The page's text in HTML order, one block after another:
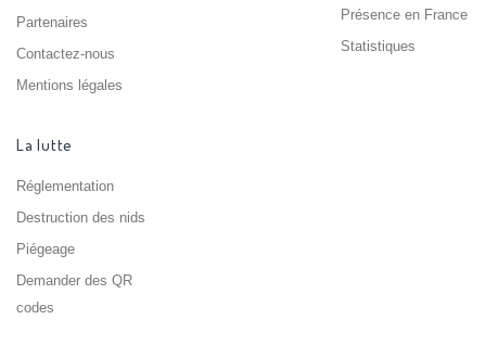
Partenaires
Contactez-nous
Mentions légales
Présence en France
Statistiques
La lutte
Réglementation
Destruction des nids
Piégeage
Demander des QR
codes